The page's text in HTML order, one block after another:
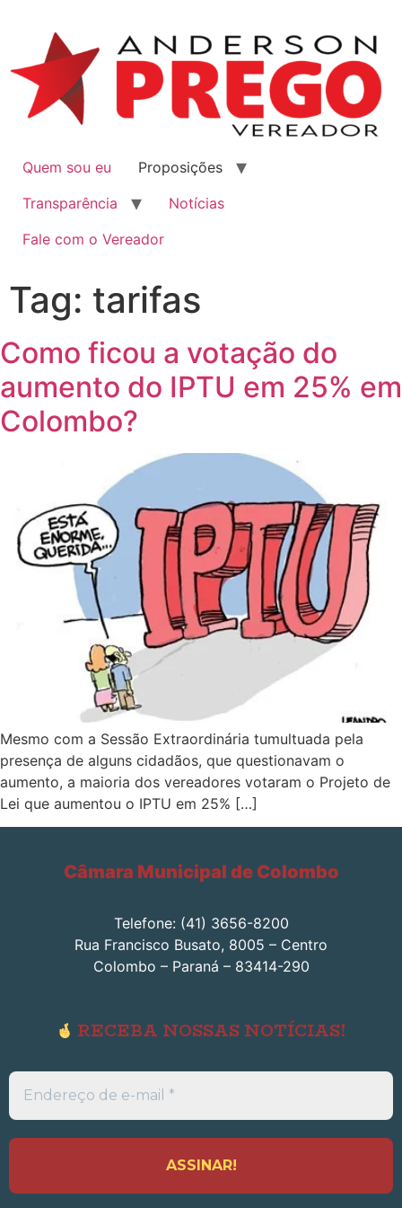
Quem sou eu
Proposições
Transparência
Notícias
Fale com o Vereador
Tag: tarifas
Como ficou a votação do
aumento do IPTU em 25% em
Colombo?
Mesmo com a Sessão Extraordinária tumultuada pela
presença de alguns cidadãos, que questionavam o
aumento, a maioria dos vereadores votaram o Projeto de
Lei que aumentou o IPTU em 25% […]
Câmara Municipal de Colombo
Telefone: (41) 3656-8200
Rua Francisco Busato, 8005 – Centro
Colombo – Paraná – 83414-290
RECEBA NOSSAS NOTÍCIAS!
Endereço
de
e-
*